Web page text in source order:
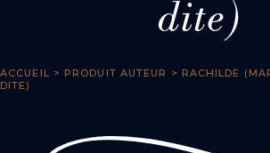
dite)
ACCUEIL > PRODUIT AUTEUR > RACHILDE
DITE)